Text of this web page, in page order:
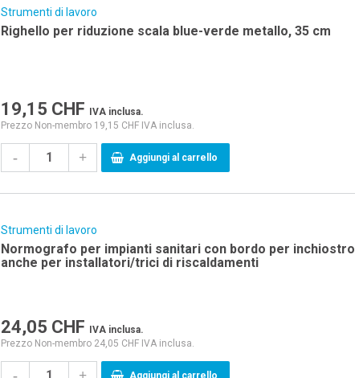
Strumenti di lavoro
Righello per riduzione scala blue-verde metallo, 35 cm
19,15 CHF
IVA inclusa.
Prezzo Non-membro 19,15 CHF IVA inclusa.
- + Aggiungi al carrello
Strumenti di lavoro
Normografo per impianti sanitari con bordo per inchiostro di china adatto
anche per installatori/trici di riscaldamenti
24,05 CHF
IVA inclusa.
Prezzo Non-membro 24,05 CHF IVA inclusa.
Aggiungi al carrello